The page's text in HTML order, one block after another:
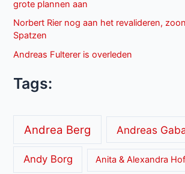
grote plannen aan
Norbert Rier nog aan het revalideren,
Spatzen
Andreas Fulterer is overleden
Tags:
Andrea Berg Andreas
Andy Borg Anita & Alexandra